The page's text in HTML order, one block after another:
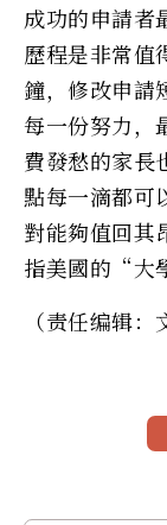
成功的申請者
歷程是非常值
鐘，修改申請
每一份努力，
費發愁的家長
點每一滴都可
對能夠值回
指美國的“大
（责任编辑：